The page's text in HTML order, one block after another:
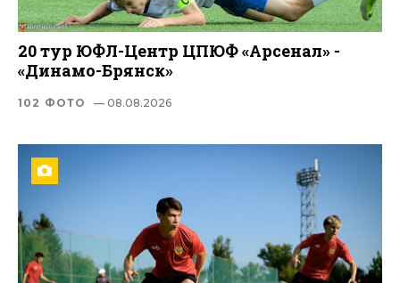
20 тур ЮФЛ-Центр ЦПЮФ «Арсенал» -
«Динамо-Брянск»
102 ФОТО — 08.08.2026